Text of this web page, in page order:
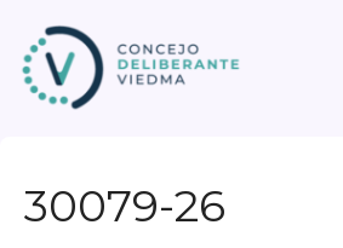
contenido
30079-26